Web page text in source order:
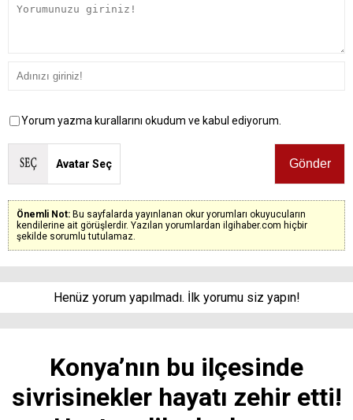
Yorum yazma kurallarını okudum ve kabul ediyorum.
Avatar Seç
Önemli Not: Bu sayfalarda yayınlanan okur yorumları okuyucuların
kendilerine ait görüşlerdir. Yazılan yorumlardan ilgihaber.com hiçbir
şekilde sorumlu tutulamaz.
Henüz yorum yapılmadı. İlk yorumu siz yapın!
Konya’nın bu ilçesinde
sivrisinekler hayatı zehir etti!